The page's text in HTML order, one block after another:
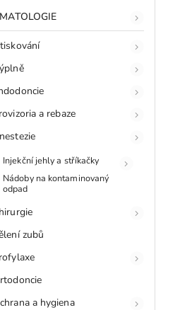
a rebaze
Injekční jehly a stříkačky
Nádoby na kontaminovaný
odpad
zubů
a hygiena